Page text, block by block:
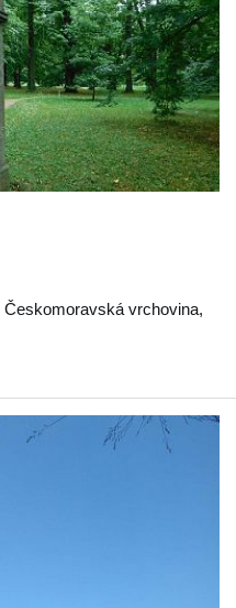
Českomoravská vrchovina,